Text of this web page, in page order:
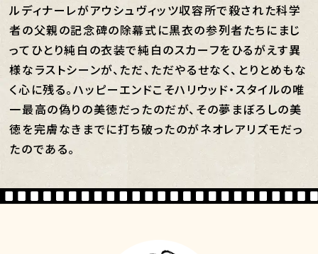
ルディナーレがアウシュヴィッツ収容所で殺された科学
者の父親の記念碑の除幕式に黒衣の参列者たちにまじ
ってひとり純白の衣装で純白のスカーフをひるがえす異
様なラストシーンが、ただ、ただやるせなく、とりとめもな
く心に残る。ハッピーエンドこそハリウッド・スタイルの唯
一最高の偽りの美徳だったのだが、その夢まぼろしの美
徳を完膚なきまでに打ち破ったのがネオレアリズモだっ
たのである。